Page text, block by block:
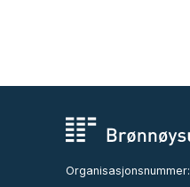
Organisasjonsnummer: